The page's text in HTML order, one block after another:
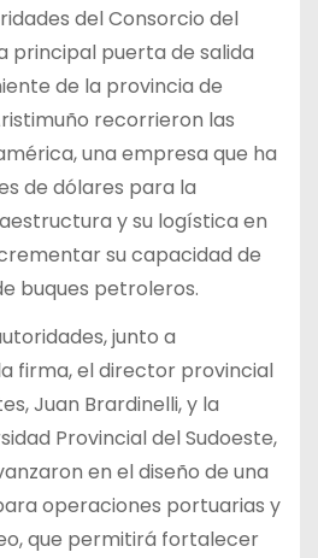
del Consorcio del
principal puerta de salida
de la provincia de
recorrieron las
una empresa que ha
de dólares para la
y su logística en
su capacidad de
buques petroleros.
junto a
firma, el director provincial
Juan Brardinelli, y la
Provincial del Sudoeste,
en el diseño de una
operaciones portuarias y
que permitirá fortalecer